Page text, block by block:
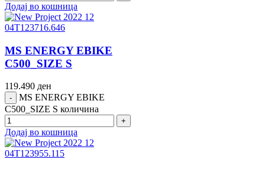
Додај во кошница
MS ENERGY EBIKE
C500_SIZE S
119.490 ден
MS ENERGY EBIKE
C500_SIZE S количина
Додај во кошница